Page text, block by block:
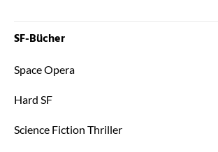
SF-Bücher
Space Opera
Hard SF
Science Fiction Thriller